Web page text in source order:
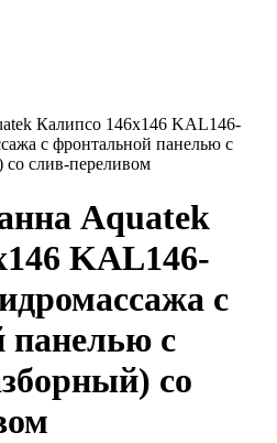
Калипсо 146x146 KAL146-
с фронтальной панелью с
со слив-переливом
Aquatek
KAL146-
с
панелью с
со